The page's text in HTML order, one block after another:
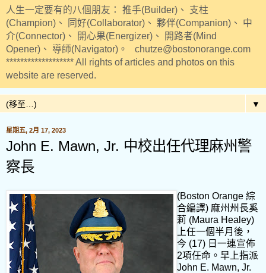
人生一定要有的八個朋友： 推手(Builder)、 支柱
(Champion)、 同好(Collaborator)、 夥伴(Companion)、 中
介(Connector)、 開心果(Energizer)、 開路者(Mind
Opener)、 導師(Navigator)。 chutze@bostonorange.com
******************* All rights of articles and photos on this
website are reserved.
▼
星期五, 2月 17, 2023
John E. Mawn, Jr. 中校出任代理麻州警
察長
(Boston Orange 綜
合編譯) 麻州州長奚
莉 (Maura Healey)
上任一個半月後，
今 (17) 日一連宣佈
2項任命。早上指派
John E. Mawn, Jr.